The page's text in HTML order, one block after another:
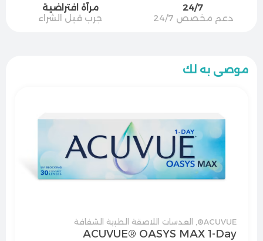
24/7
دعم مخصص 24/7
مرآة افتراضية
جرب قبل الشراء
موصى به لك
ACUVUE® العدسات اللاصقة الطبية الشفافة
ACUVUE® OASYS MAX 1-Day